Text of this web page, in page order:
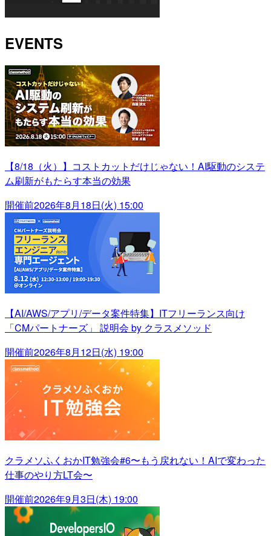
EVENTS
【8/18（火）】コストカットだけじゃない！AI駆動のシステ
ム刷新がもたらす本当の効果
開催前2026年8月18日(火) 15:00
【AI/AWS/アプリ/データ案件特集】ITフリーランス向け
「CMパートナーズ」 説明会 by クラスメソッド
開催前2026年8月12日(水) 19:00
クラメソふくおかIT勉強会#6〜もう戻れない！AIで変わった
仕事のやり方LT会〜
開催前2026年9月3日(木) 19:00